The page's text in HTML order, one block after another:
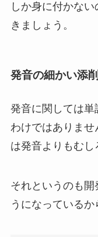
しか身に付かな
きましょう。
発音の細かい添
発音に関しては単
わけではありま
は発音よりもむし
それというのも開
うになっているか